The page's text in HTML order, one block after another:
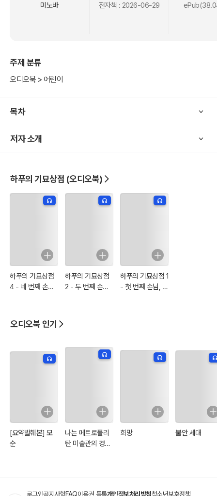
하지만 문제는 하푸가 고민 상담사와는 거리가 아주 먼 곰이라는 것!
이 시리즈는 단순히 무서운 이야기만 들려주는 공포물이 아니다. 귀신
기로 풀어낸다.
또한 긴장감 넘치는 공포 연출 속에서도 코믹한 상황과 유쾌한 캐릭터
실감 나는 효과음과 영화 같은 연출로 완성된 오싹 코믹 판타지 호러
오디오북 시리즈! 웃다가도 소름이 돋고, 무섭다가도 빵 터지는 한밤중
미노바
전자책 : 2026-06-29
주제 분류
오디오북 > 어린이
목차
저자 소개
하푸의 기묘상점 (오디오북)
하푸의 기묘상점
4 - 네 번째 손님,
하푸의 기묘상점
2 - 두 번째 손님,
하푸의 기묘상점 1
- 첫 번째 손님, 프
오디오북 인기
[요약발췌본] 모
순
나는 메트로폴리
탄 미술관의 경비
희망 불안 세대
로그인공지사항FAQ이용권 등록개인정보처리방침청소년보호정책